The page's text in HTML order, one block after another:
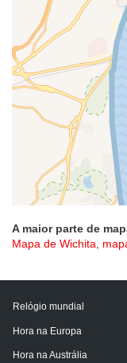
A maior parte de
Mapa de Wichita,
Relógio mundial
Hora na Europa
Hora na Austrália